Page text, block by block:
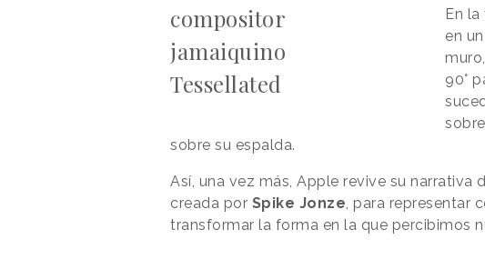
compositor
jamaiquino
Tessellated
En
en
90°
sobre su espalda.
Así, una vez más, Apple revive su narrativa
creada por Spike Jonze, para representar
transformar la forma en la que percibimos